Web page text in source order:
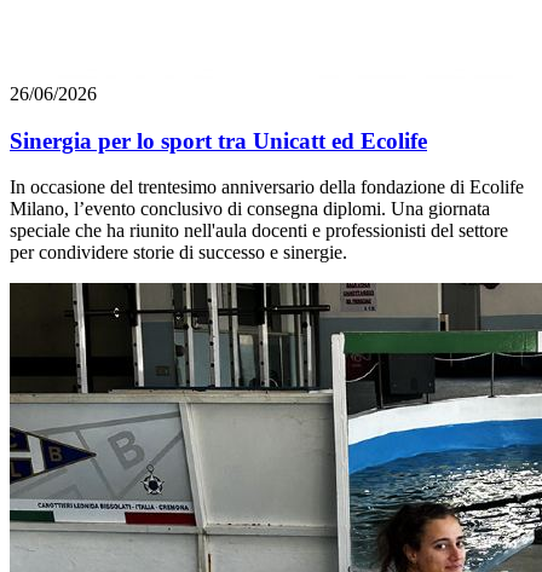
26/06/2026
Sinergia per lo sport tra Unicatt ed Ecolife
In occasione del trentesimo anniversario della fondazione di Ecolife
Milano, l’evento conclusivo di consegna diplomi. Una giornata
speciale che ha riunito nell'aula docenti e professionisti del settore
per condividere storie di successo e sinergie.